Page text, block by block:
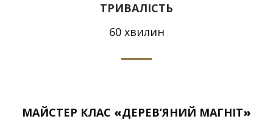
ТРИВАЛІСТЬ
60 хвилин
МАЙСТЕР КЛАС «ДЕРЕВ’ЯНИЙ МАГНІТ»